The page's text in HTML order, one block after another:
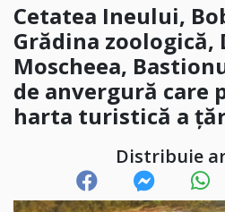
Cetatea Ineului,
Grădina zoologică,
Moscheea,
de anvergură care
harta turistică a
Distribuie